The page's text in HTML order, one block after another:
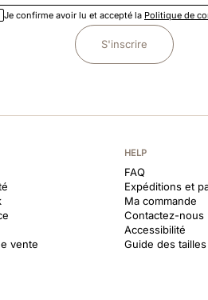
Je confirme avoir lu et accepté la Politique de
S'inscrire
vente
HELP
FAQ
Expéditions et
Ma commande
Contactez-nous
Accessibilité
Guide des tailles